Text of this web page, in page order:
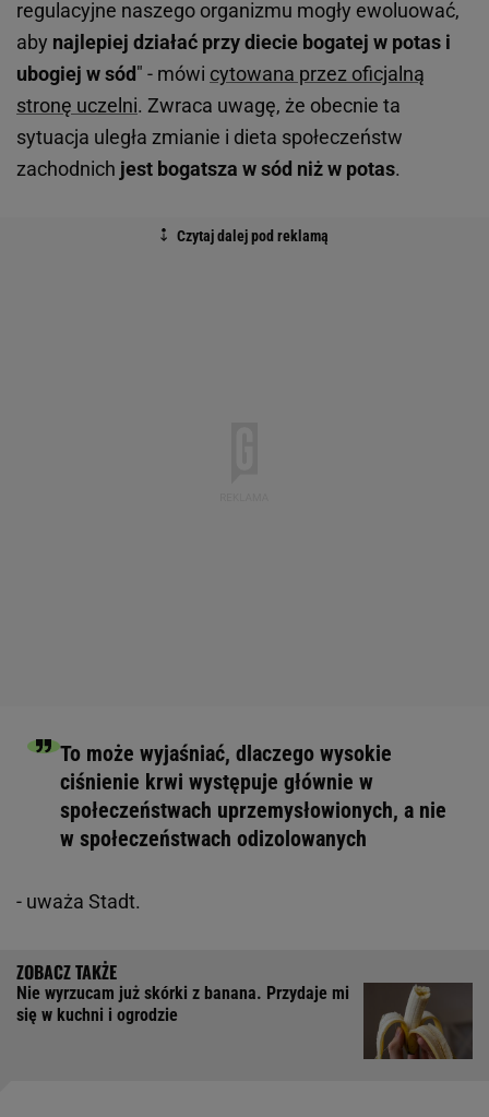
regulacyjne naszego organizmu mogły ewoluować,
aby najlepiej działać przy diecie bogatej w potas i
ubogiej w sód" - mówi cytowana przez oficjalną
stronę uczelni. Zwraca uwagę, że obecnie ta
sytuacja uległa zmianie i dieta społeczeństw
zachodnich jest bogatsza w sód niż w potas.
To może wyjaśniać, dlaczego wysokie
ciśnienie krwi występuje głównie w
społeczeństwach uprzemysłowionych, a nie
w społeczeństwach odizolowanych
- uważa Stadt.
Nie wyrzucam już skórki z banana. Przydaje mi
się w kuchni i ogrodzie